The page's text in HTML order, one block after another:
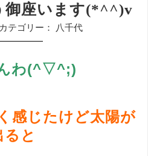
御座います(*^^)v
カテゴリー： 八千代
わ(^▽^;)
感じたけど太陽が
ると